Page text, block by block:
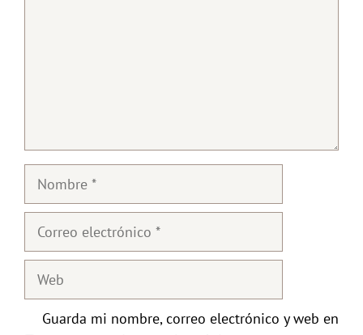
Nombre
Correo
Web
Guarda mi nombre, correo electrónico y web en